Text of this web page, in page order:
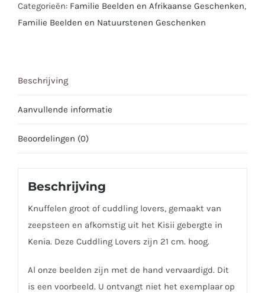
Categorieën: Familie Beelden en Afrikaanse Geschenken,
Familie Beelden en Natuurstenen Geschenken
Beschrijving
Aanvullende informatie
Beoordelingen (0)
Beschrijving
Knuffelen groot of cuddling lovers, gemaakt van
zeepsteen en afkomstig uit het Kisii gebergte in
Kenia. Deze Cuddling Lovers zijn 21 cm. hoog.
Al onze beelden zijn met de hand vervaardigd. Dit
is een voorbeeld. U ontvangt niet het exemplaar op